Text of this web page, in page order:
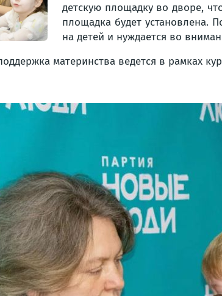
детскую площадку во дворе,
площадка будет установлена.
на детей и нуждается во
материнства ведется в рамках